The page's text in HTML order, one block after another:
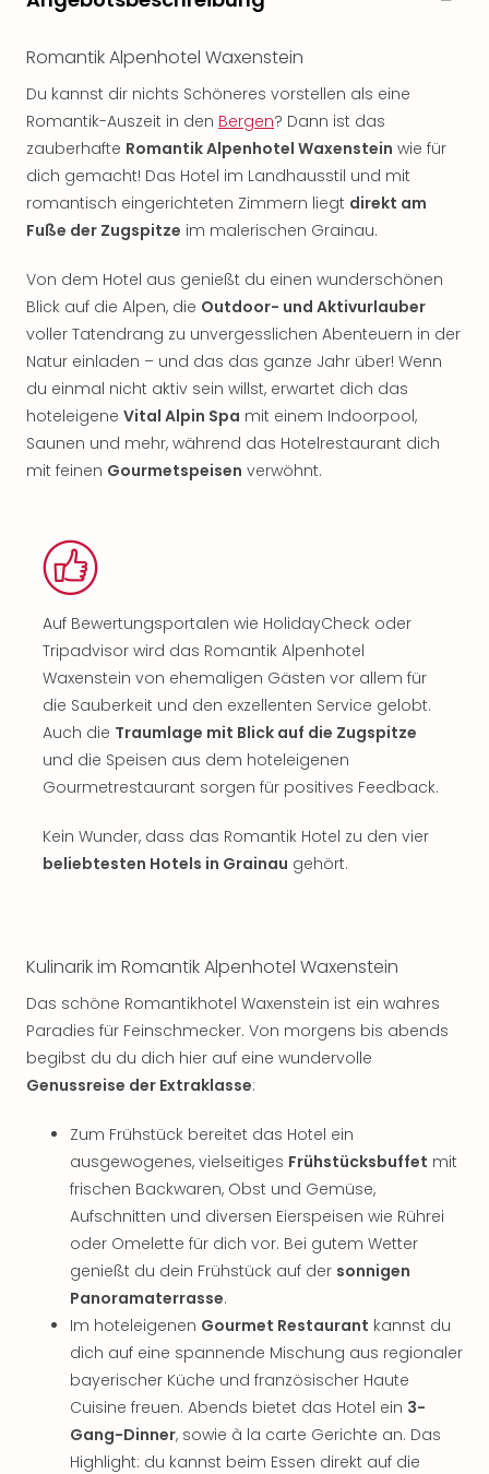
Romantik Alpenhotel Waxenstein
Du kannst dir nichts Schöneres vorstellen als eine
Romantik-Auszeit in den Bergen? Dann ist das
zauberhafte Romantik Alpenhotel Waxenstein wie für
dich gemacht! Das Hotel im Landhausstil und mit
romantisch eingerichteten Zimmern liegt direkt am
Fuße der Zugspitze im malerischen Grainau.
Von dem Hotel aus genießt du einen wunderschönen
Blick auf die Alpen, die Outdoor- und Aktivurlauber
voller Tatendrang zu unvergesslichen Abenteuern in der
Natur einladen – und das das ganze Jahr über! Wenn
du einmal nicht aktiv sein willst, erwartet dich das
hoteleigene Vital Alpin Spa mit einem Indoorpool,
Saunen und mehr, während das Hotelrestaurant dich
mit feinen Gourmetspeisen verwöhnt.
Auf Bewertungsportalen wie HolidayCheck oder
Tripadvisor wird das Romantik Alpenhotel
Waxenstein von ehemaligen Gästen vor allem für
die Sauberkeit und den exzellenten Service gelobt.
Auch die Traumlage mit Blick auf die Zugspitze
und die Speisen aus dem hoteleigenen
Gourmetrestaurant sorgen für positives Feedback.
Kein Wunder, dass das Romantik Hotel zu den vier
beliebtesten Hotels in Grainau gehört.
Kulinarik im Romantik Alpenhotel Waxenstein
Das schöne Romantikhotel Waxenstein ist ein wahres
Paradies für Feinschmecker. Von morgens bis abends
begibst du du dich hier auf eine wundervolle
Genussreise der Extraklasse:
Zum Frühstück bereitet das Hotel ein
ausgewogenes, vielseitiges Frühstücksbuffet mit
frischen Backwaren, Obst und Gemüse,
Aufschnitten und diversen Eierspeisen wie Rührei
oder Omelette für dich vor. Bei gutem Wetter
genießt du dein Frühstück auf der sonnigen
Panoramaterrasse.
Im hoteleigenen Gourmet Restaurant kannst du
dich auf eine spannende Mischung aus regionaler
bayerischer Küche und französischer Haute
Cuisine freuen. Abends bietet das Hotel ein 3-
Gang-Dinner, sowie à la carte Gerichte an. Das
Highlight: du kannst beim Essen direkt auf die